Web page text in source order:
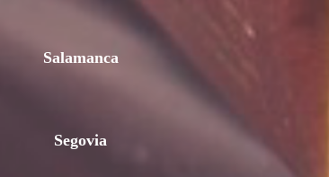
Salamanca
Segovia